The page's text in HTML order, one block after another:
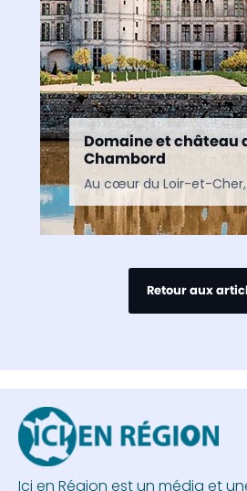
Domaine et château
Chambord
Retour aux
Ici en Région est un média et